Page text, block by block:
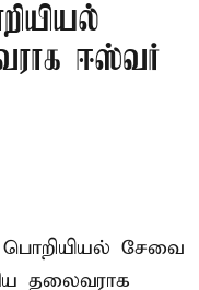
ஈஸ்வர்
பொறியியல் சேவை
தலைவராக